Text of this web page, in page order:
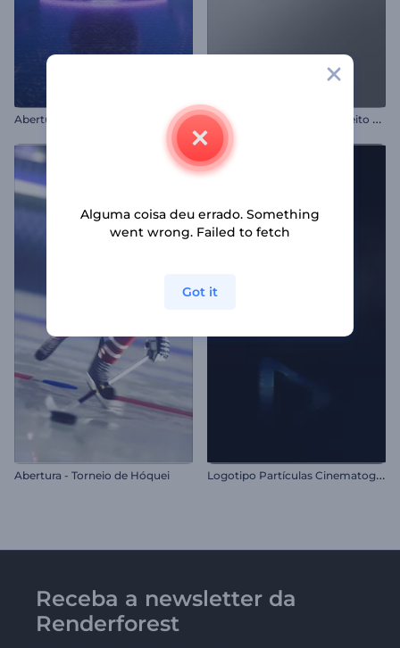
Abertura Gamer Neon Futurista A
presentação de Logo - Efeito Plástico
Abertura - Torneio de Hóquei L
ogotipo Partículas Cinematográficas
Receba a newsletter da
Renderforest
Alguma coisa deu errado. Something
went wrong. Failed to fetch
Got it